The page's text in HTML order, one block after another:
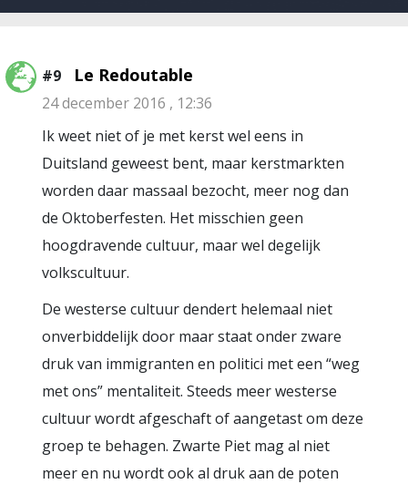
#9 Le Redoutable
24 december 2016 , 12:36
Ik weet niet of je met kerst wel eens in
Duitsland geweest bent, maar kerstmarkten
worden daar massaal bezocht, meer nog dan
de Oktoberfesten. Het misschien geen
hoogdravende cultuur, maar wel degelijk
volkscultuur.
De westerse cultuur dendert helemaal niet
onverbiddelijk door maar staat onder zware
druk van immigranten en politici met een “weg
met ons” mentaliteit. Steeds meer westerse
cultuur wordt afgeschaft of aangetast om deze
groep te behagen. Zwarte Piet mag al niet
meer en nu wordt ook al druk aan de poten